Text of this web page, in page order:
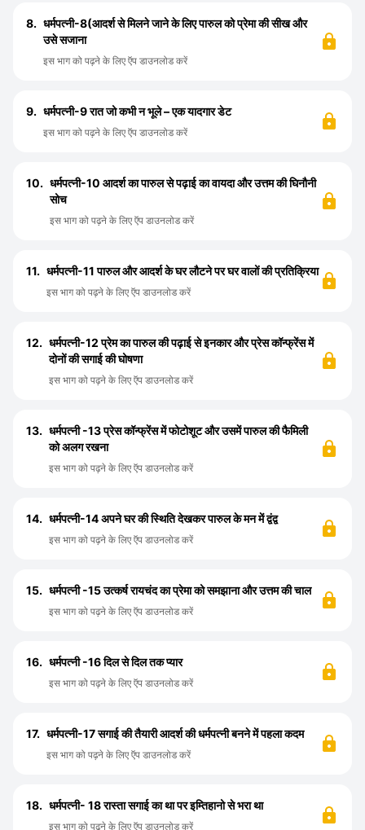
8. धर्मपत्नी-8(आदर्श से मिलने जाने के लिए पारुल को प्रेमा की सीख और
उसे सजाना
इस भाग को पढ़ने के लिए ऍप डाउनलोड करें
9. धर्मपत्नी-9 रात जो कभी न भूले – एक यादगार डेट
इस भाग को पढ़ने के लिए ऍप डाउनलोड करें
10. धर्मपत्नी-10 आदर्श का पारुल से पढ़ाई का वायदा और उत्तम की घिनौनी
सोच
इस भाग को पढ़ने के लिए ऍप डाउनलोड करें
11. धर्मपत्नी-11 पारुल और आदर्श के घर लौटने पर घर वालों की प्रतिक्रिया
इस भाग को पढ़ने के लिए ऍप डाउनलोड करें
12. धर्मपत्नी-12 प्रेम का पारुल की पढ़ाई से इनकार और प्रेस कॉन्फ्रेंस में
दोनों की सगाई की घोषणा
इस भाग को पढ़ने के लिए ऍप डाउनलोड करें
13. धर्मपत्नी -13 प्रेस कॉन्फ्रेंस में फोटोशूट और उसमें पारुल की फैमिली
को अलग रखना
इस भाग को पढ़ने के लिए ऍप डाउनलोड करें
14. धर्मपत्नी-14 अपने घर की स्थिति देखकर पारुल के मन में द्वंद्व
इस भाग को पढ़ने के लिए ऍप डाउनलोड करें
15. धर्मपत्नी -15 उत्कर्ष रायचंद का प्रेमा को समझाना और उत्तम की चाल
इस भाग को पढ़ने के लिए ऍप डाउनलोड करें
16. धर्मपत्नी -16 दिल से दिल तक प्यार
इस भाग को पढ़ने के लिए ऍप डाउनलोड करें
17. धर्मपत्नी-17 सगाई की तैयारी आदर्श की धर्मपत्नी बनने में पहला कदम
इस भाग को पढ़ने के लिए ऍप डाउनलोड करें
18. धर्मपत्नी- 18 रास्ता सगाई का था पर इम्तिहानो से भरा था
इस भाग को पढ़ने के लिए ऍप डाउनलोड करें